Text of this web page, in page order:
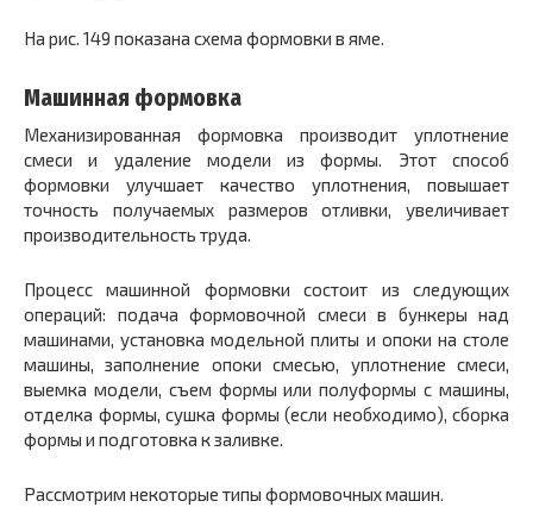
На рис. 149 показана схема формовки в яме.
Машинная формовка
Механизированная формовка производит уплотнение
смеси и удаление модели из формы. Этот способ
формовки улучшает качество уплотнения, повышает
точность получаемых размеров отливки, увеличивает
производительность труда.
Процесс машинной формовки состоит из следующих
операций: подача формовочной смеси в бункеры над
машинами, установка модельной плиты и опоки на столе
машины, заполнение опоки смесью, уплотнение смеси,
выемка модели, съем формы или полуформы с машины,
отделка формы, сушка формы (если необходимо), сборка
формы и подготовка к заливке.
Рассмотрим некоторые типы формовочных машин.